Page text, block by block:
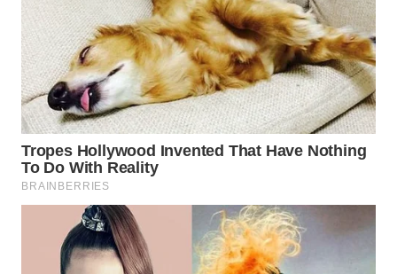
WN
SAMOSIR
WN
PADANG
LAWAS
WN
WN
CIANJUR